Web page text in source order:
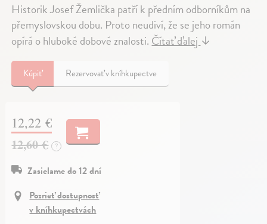
Historik Josef Žemlička patří k předním odborníkům na
přemyslovskou dobu. Proto neudiví, že se jeho román
opírá o hluboké dobové znalosti.Čítať ďalej↓
Kúpiť Rezervovať v kníhkupectve
12,22 €
12,60 €
?
Zasielame do 12 dní
Pozrieť dostupnosť
v kníhkupectvách